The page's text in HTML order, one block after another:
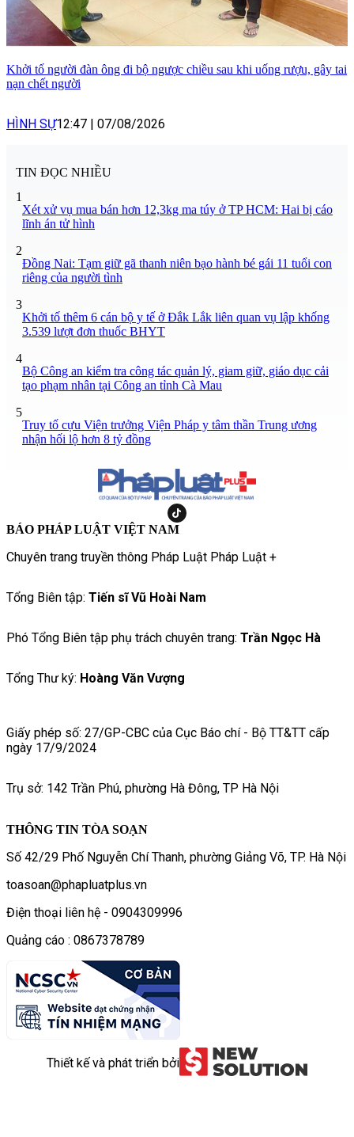
Khởi tố người đàn ông đi bộ ngược chiều sau khi uống rượu, gây tai
nạn chết người
HÌNH SỰ12:47 07/08/2026
TIN ĐỌC NHIỀU
1
Xét xử vụ mua bán hơn 12,3kg ma túy ở TP HCM: Hai bị cáo
lĩnh án tử hình
2
Đồng Nai: Tạm giữ gã thanh niên bạo hành bé gái 11 tuổi con
riêng của người tình
3
Khởi tố thêm 6 cán bộ y tế ở Đắk Lắk liên quan vụ lập khống
3.539 lượt đơn thuốc BHYT
4
Bộ Công an kiểm tra công tác quản lý, giam giữ, giáo dục cải
tạo phạm nhân tại Công an tỉnh Cà Mau
5
Truy tố cựu Viện trưởng Viện Pháp y tâm thần Trung ương
nhận hối lộ hơn 8 tỷ đồng
BÁO PHÁP LUẬT VIỆT NAM
Chuyên trang truyền thông Pháp Luật Pháp Luật +
Tổng Biên tập: Tiến sĩ Vũ Hoài Nam
Phó Tổng Biên tập phụ trách chuyên trang: Trần Ngọc Hà
Tổng Thư ký: Hoàng Văn Vượng
Giấy phép số: 27/GP-CBC của Cục Báo chí - Bộ TT&TT cấp
ngày 17/9/2024
Trụ sở: 142 Trần Phú, phường Hà Đông, TP Hà Nội
THÔNG TIN TÒA SOẠN
Số 42/29 Phố Nguyễn Chí Thanh, phường Giảng Võ, TP. Hà Nội
toasoan@phapluatplus.vn
Điện thoại liên hệ - 0904309996
Quảng cáo : 0867378789
Thiết kế và phát triển bởi